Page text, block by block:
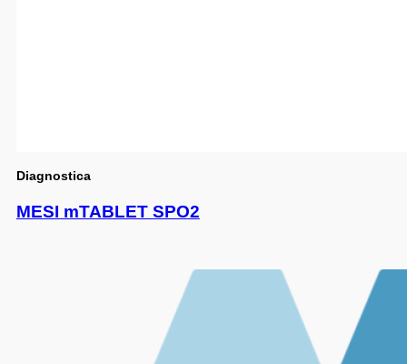
Diagnostica
MESI mTABLET SPO2